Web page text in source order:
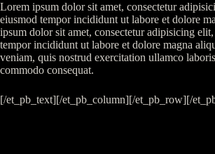
Lorem ipsum dolor sit amet, consectetur
eiusmod tempor incididunt ut labore et dolore
ipsum dolor sit amet, consectetur adipisicing
tempor incididunt ut labore et dolore magna
veniam, quis nostrud exercitation ullamco
commodo consequat.
[/et_pb_text][/et_pb_column][/et_pb_row][/